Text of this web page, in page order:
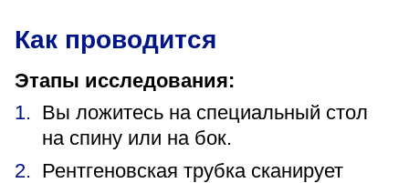
Как проводится
Этапы исследования:
Вы ложитесь на специальный стол
на спину или на бок.
Рентгеновская трубка сканирует